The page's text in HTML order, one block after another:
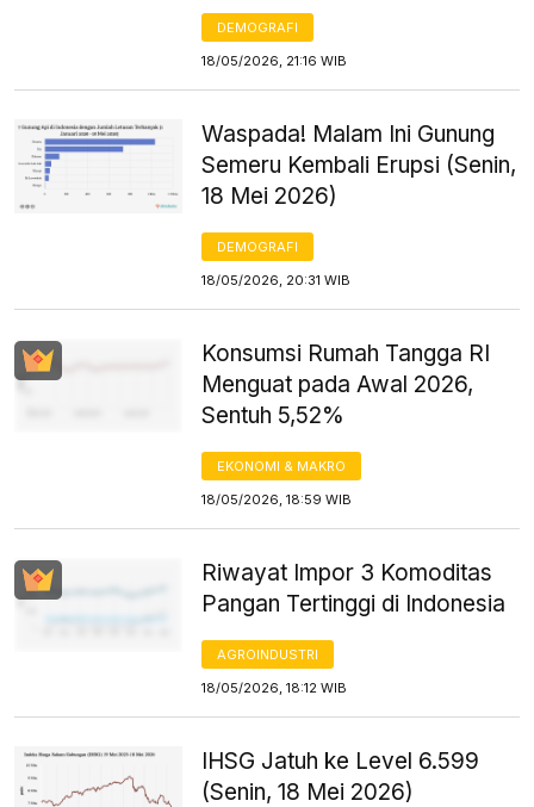
DEMOGRAFI
18/05/2026, 21:16 WIB
Waspada! Malam Ini Gunung
Semeru Kembali Erupsi (Senin,
18 Mei 2026)
DEMOGRAFI
18/05/2026, 20:31 WIB
Konsumsi Rumah Tangga RI
Menguat pada Awal 2026,
Sentuh 5,52%
EKONOMI & MAKRO
18/05/2026, 18:59 WIB
Riwayat Impor 3 Komoditas
Pangan Tertinggi di Indonesia
AGROINDUSTRI
18/05/2026, 18:12 WIB
IHSG Jatuh ke Level 6.599
(Senin, 18 Mei 2026)